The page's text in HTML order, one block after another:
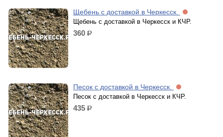
Щебень с доставкой в Черкесск.
Щебень с доставкой в Черкесск и КЧР.
360 р.
Песок с доставкой в Черкесск.
Песок с доставкой в Черкесск и КЧР.
435 р.